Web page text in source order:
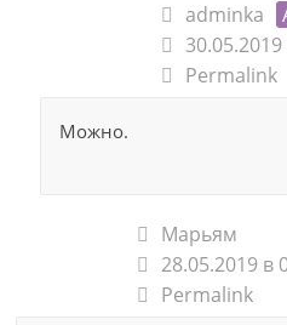
adminka
30.05.2019
Permalink
Можно.
Марьям
28.05.2019 в
Permalink